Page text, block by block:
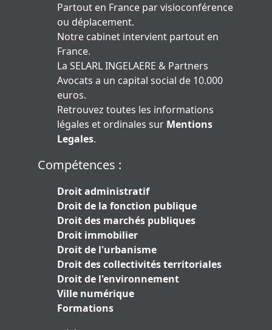
Partout en France par visioconférence
ou déplacement.
Notre cabinet intervient partout en
France.
La SELARL INGELAERE & Partners
Avocats a un capital social de 10.000
euros.
Retrouvez toutes les informations
légales et ordinales sur Mentions
Legales.
Compétences :
Droit administratif
Droit de la fonction publique
Droit des marchés publiques
Droit immobilier
Droit de l'urbanisme
Droit des collectivités territoriales
Droit de l'environnement
Ville numérique
Formations